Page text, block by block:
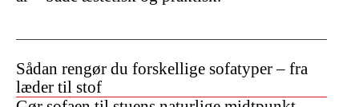
Sådan rengør du forskellige sofatyper – fra
læder til stof